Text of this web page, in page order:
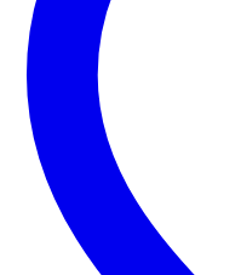
crossover: 120 Hz (24 dB/Ottava)
woofer LF: 15 pollici (bobina
amplificatore:
classe D
potenza RMS: 600 W
potenza di picco: 2400 W
protezione interna:
connessioni:
ingressi di linea XLR L +
Uscite XLR L + R
Uscite XLR L + R Link